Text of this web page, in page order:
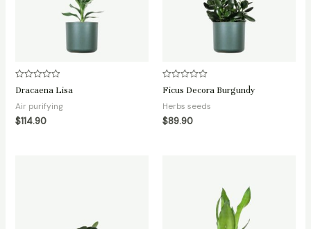
Avaliação
0
de
5
Dracaena Lisa
Air purifying
$114.90
Avaliação
0
de
5
Ficus Decora Burgundy
Herbs seeds
$89.90